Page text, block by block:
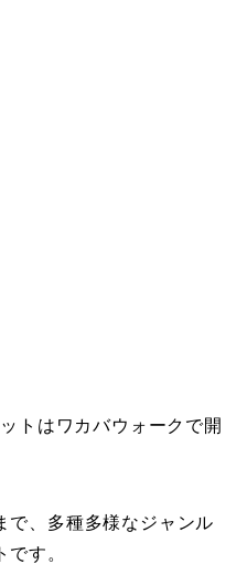
トはワカバウォークで開
で、多種多様なジャンル
す。